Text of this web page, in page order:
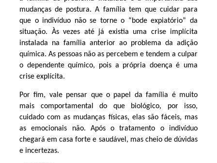
mudanças de postura. A família tem que cuidar para
que o indivíduo não se torne o “bode expiatório” da
situação. Às vezes até já existia uma crise implícita
instalada na família anterior ao problema da adição
química. As pessoas não as percebem e tendem a culpar
o dependente químico, pois a própria doença é uma
crise explícita.
Por fim, vale pensar que o papel da família é muito
mais comportamental do que biológico, por isso,
cuidado com as mudanças físicas, elas são fáceis, mas
as emocionais não. Após o tratamento o indivíduo
chegará em casa forte e saudável, mas cheio de dúvidas
e incertezas.